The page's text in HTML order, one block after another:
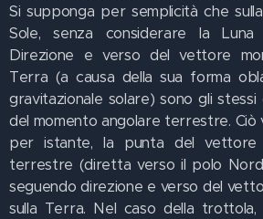
Si supponga per semplicità che
Sole, senza considerare la
Direzione e verso del vettore
Terra (a causa della sua forma
gravitazionale solare) sono gli
del momento angolare terrestre. Ciò
per istante, la punta del vettore
terrestre (diretta verso il polo
seguendo direzione e verso del
sulla Terra. Nel caso della